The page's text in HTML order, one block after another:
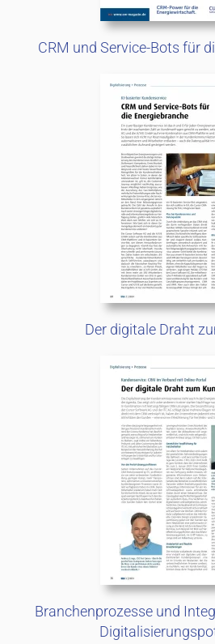
CRM und Service-Bots für
Der digitale Draht
Branchenprozesse und